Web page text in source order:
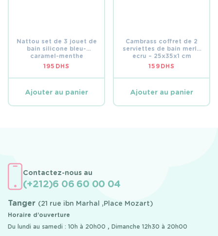
Nattou set de 3 jouet de
bain silicone bleu-
caramel-menthe
195 DHS
Ajouter au panier
Cambrass coffret de 2
serviettes de bain merlo
ecru – 25x35x1 cm
159 DHS
Ajouter au panier
Contactez-nous au
(+212)6 06 60 00 04
Tanger (21 rue ibn Marhal ,Place Mozart)
Horaire d’ouverture
Du lundi au samedi : 10h à 20h00 , Dimanche 12h30 à 20h00